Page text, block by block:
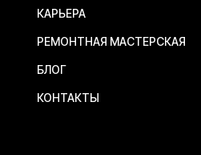
КАРЬЕРА
РЕМОНТНАЯ МАСТЕРСКАЯ
БЛОГ
КОНТАКТЫ